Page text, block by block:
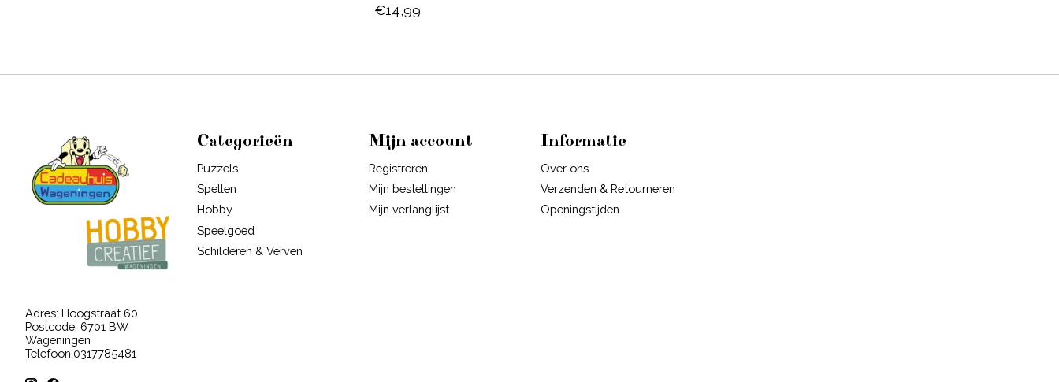
€14,99
Adres: Hoogstraat 60
Postcode: 6701 BW
Wageningen
Telefoon:0317785481
Categorieën
Puzzels
Spellen
Hobby
Speelgoed
Schilderen & Verven
Mijn account
Registreren
Mijn bestellingen
Mijn verlanglijst
Informatie
Over ons
Verzenden & Retourneren
Openingstijden